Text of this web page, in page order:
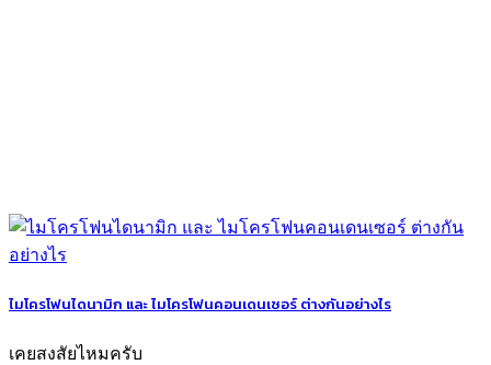
ไมโครโฟนไดนามิก และ ไมโครโฟนคอนเดนเซอร์ ต่างกันอย่างไร
เคยสงสัยไหมครับ